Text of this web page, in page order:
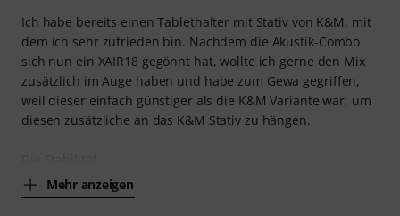
Ich habe bereits einen Tablethalter mit Stativ von K&M, mit
dem ich sehr zufrieden bin. Nachdem die Akustik-Combo
sich nun ein XAIR18 gegönnt hat, wollte ich gerne den Mix
zusätzlich im Auge haben und habe zum Gewa gegriffen,
weil dieser einfach günstiger als die K&M Variante war, um
diesen zusätzliche an das K&M Stativ zu hängen.
Mehr anzeigen